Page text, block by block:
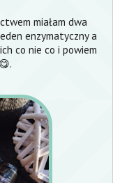
miałam dwa
enzymatyczny a
co nie co i powiem